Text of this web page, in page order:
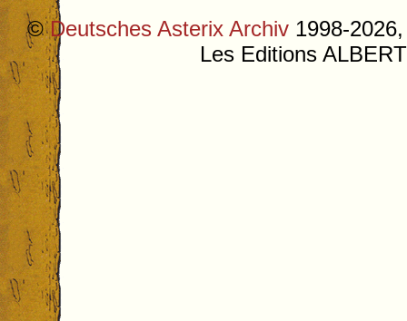
©Deutsches Asterix Archiv 1998-
Les Editions